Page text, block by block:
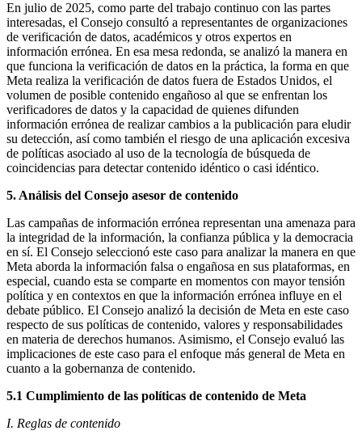
En julio de 2025, como parte del trabajo continuo con las partes
interesadas, el Consejo consultó a representantes de organizaciones
de verificación de datos, académicos y otros expertos en
información errónea. En esa mesa redonda, se analizó la manera en
que funciona la verificación de datos en la práctica, la forma en que
Meta realiza la verificación de datos fuera de Estados Unidos, el
volumen de posible contenido engañoso al que se enfrentan los
verificadores de datos y la capacidad de quienes difunden
información errónea de realizar cambios a la publicación para eludir
su detección, así como también el riesgo de una aplicación excesiva
de políticas asociado al uso de la tecnología de búsqueda de
coincidencias para detectar contenido idéntico o casi idéntico.
5. Análisis del Consejo asesor de contenido
Las campañas de información errónea representan una amenaza para
la integridad de la información, la confianza pública y la democracia
en sí. El Consejo seleccionó este caso para analizar la manera en que
Meta aborda la información falsa o engañosa en sus plataformas, en
especial, cuando esta se comparte en momentos con mayor tensión
política y en contextos en que la información errónea influye en el
debate público. El Consejo analizó la decisión de Meta en este caso
respecto de sus políticas de contenido, valores y responsabilidades
en materia de derechos humanos. Asimismo, el Consejo evaluó las
implicaciones de este caso para el enfoque más general de Meta en
cuanto a la gobernanza de contenido.
5.1 Cumplimiento de las políticas de contenido de Meta
I. Reglas de contenido